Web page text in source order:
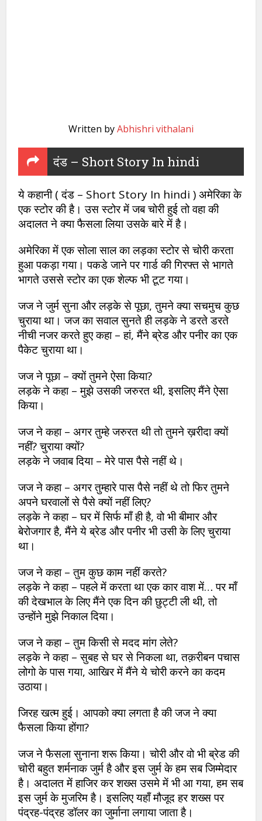
Written byAbhishri vithalani
दंड – Short Story In hindi
ये कहानी ( दंड – Short Story In hindi ) अमेरिका के
एक स्टोर की है। उस स्टोर में जब चोरी हुई तो वहा की
अदालत ने क्या फैसला लिया उसके बारे में है।
अमेरिका में एक सोला साल का लड़का स्टोर से चोरी करता
हुआ पकड़ा गया। पकडे जाने पर गार्ड की गिरफ्त से भागते
भागते उससे स्टोर का एक शेल्फ भी टूट गया।
जज ने जुर्म सुना और लड़के से पूछा, तुमने क्या सचमुच कुछ
चुराया था। जज का सवाल सुनते ही लड़के ने डरते डरते
नीची नजर करते हुए कहा – हां, मैंने ब्रेड और पनीर का एक
पैकेट चुराया था।
जज ने पूछा – क्यों तुमने ऐसा किया?
लड़के ने कहा – मुझे उसकी जरुरत थी, इसलिए मैंने ऐसा
किया।
जज ने कहा – अगर तुम्हे जरुरत थी तो तुमने ख़रीदा क्यों
नहीं? चुराया क्यों?
लड़के ने जवाब दिया – मेरे पास पैसे नहीं थे।
जज ने कहा – अगर तुम्हारे पास पैसे नहीं थे तो फिर तुमने
अपने घरवालों से पैसे क्यों नहीं लिए?
लड़के ने कहा – घर में सिर्फ माँ ही है, वो भी बीमार और
बेरोजगार है, मैंने ये ब्रेड और पनीर भी उसी के लिए चुराया
था।
जज ने कहा – तुम कुछ काम नहीं करते?
लड़के ने कहा – पहले में करता था एक कार वाश में… पर माँ
की देखभाल के लिए मैंने एक दिन की छुट्टी ली थी, तो
उन्होंने मुझे निकाल दिया।
जज ने कहा – तुम किसी से मदद मांग लेते?
लड़के ने कहा – सुबह से घर से निकला था, तक़रीबन पचास
लोगो के पास गया, आखिर में मैंने ये चोरी करने का कदम
उठाया।
जिरह खत्म हुई। आपको क्या लगता है की जज ने क्या
फैसला किया होंगा?
जज ने फैसला सुनाना शरू किया। चोरी और वो भी ब्रेड की
चोरी बहुत शर्मनाक जुर्म है और इस जुर्म के हम सब जिम्मेदार
है। अदालत में हाजिर कर शख्स उसमे में भी आ गया, हम सब
इस जुर्म के मुजरिम है। इसलिए यहाँ मौजूद हर शख्स पर
पंद्रह-पंद्रह डॉलर का जुर्माना लगाया जाता है।